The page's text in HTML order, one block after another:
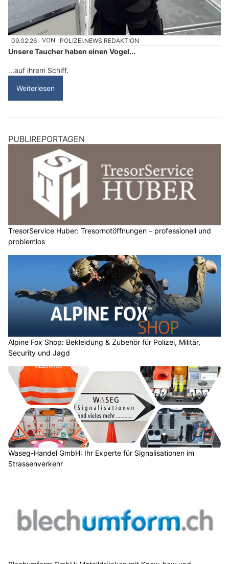
09.02.26 VON POLIZEI.NEWS REDAKTION
Unsere Taucher haben einen Vogel...
...auf ihrem Schiff.
Weiterlesen
PUBLIREPORTAGEN
TresorService Huber: Tresornotöffnungen – professionell und
problemlos
Alpine Fox Shop: Bekleidung & Zubehör für Polizei, Militär,
Security und Jagd
Waseg-Handel GmbH: Ihr Experte für Signalisationen im
Strassenverkehr